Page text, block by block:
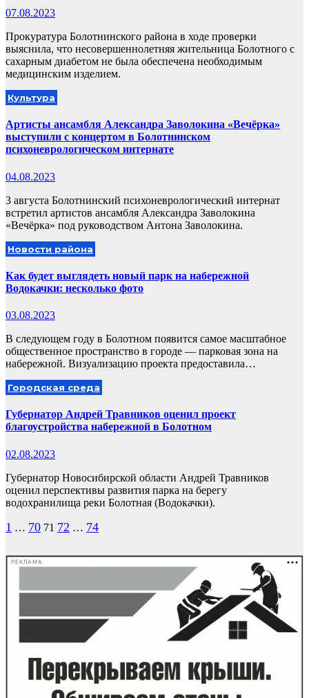
07.08.2023
Прокуратура Болотнинского района в ходе проверки
выяснила, что несовершеннолетняя жительница Болотного с
сахарным диабетом не была обеспечена необходимым
медицинским изделием.
Культура
Артисты ансамбля Александра Заволокина «Вечёрка»
выступили с концертом в Болотнинском
психоневрологическом интернате
04.08.2023
3 августа Болотнинский психоневрологический интернат
встретил артистов ансамбля Александра Заволокина
«Вечёрка» под руководством Антона Заволокина.
Новости района
Как будет выглядеть новый парк на набережной
Водокачки: несколько фото
03.08.2023
В следующем году в Болотном появится самое масштабное
общественное пространство в городе — парковая зона на
набережной. Визуализацию проекта предоставила…
Городская среда
Губернатор Андрей Травников оценил проект
благоустройства набережной в Болотном
02.08.2023
Губернатор Новосибирской области Андрей Травников
оценил перспективы развития парка на берегу
водохранилища реки Болотная (Водокачки).
Пагинация
1 … 70 71 72 … 74
РЕКЛАМА